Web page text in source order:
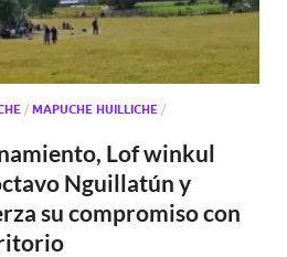
/ MAPUCHE HUILLICHE /
Lof winkul
Nguillatún y
su compromiso con